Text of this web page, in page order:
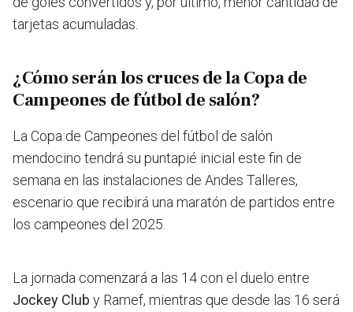
tarjetas acumuladas.
¿Cómo serán los cruces de la Copa de
Campeones de fútbol de salón?
La Copa de Campeones del fútbol de salón
mendocino tendrá su puntapié inicial este fin de
semana en las instalaciones de Andes Talleres,
escenario que recibirá una maratón de partidos entre
los campeones del 2025.
La jornada comenzará a las 14 con el duelo entre
Jockey Club y Ramef, mientras que desde las 16 será